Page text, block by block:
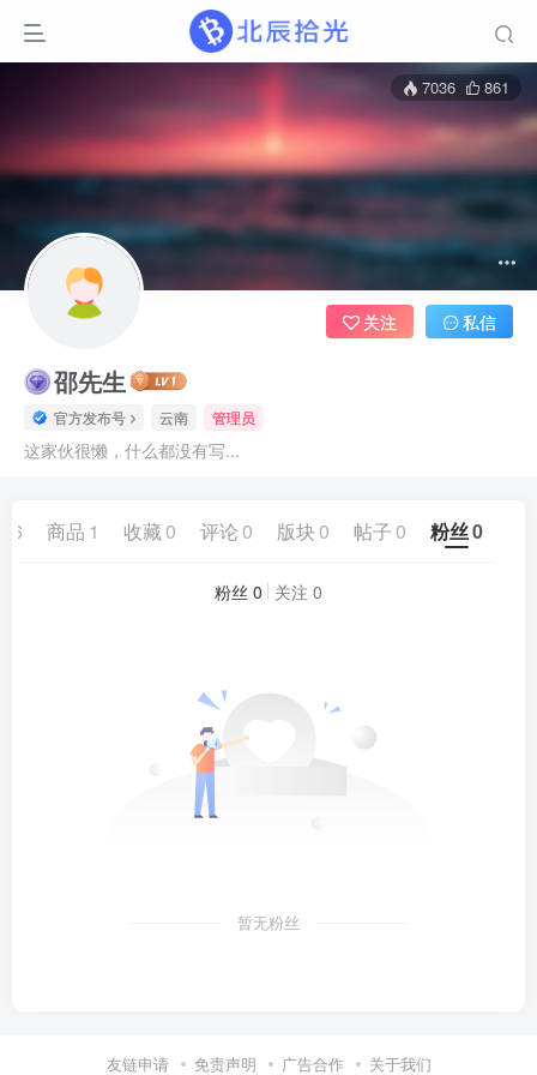
7036 861
邵先生
官方发布号 云南 管理员
这家伙很懒，什么都没有写...
关注 私信
86 商品 1 收藏 0 评论 0 版块 0 帖子 0 粉丝0
粉丝 0 关注 0
暂无粉丝
友链申请 免责声明 广告合作 关于我们